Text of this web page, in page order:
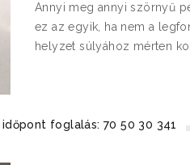
Annyi meg annyi szörnyű
ez az egyik, ha nem a
helyzet súlyához mérten
foglalás: 70 50 30 341